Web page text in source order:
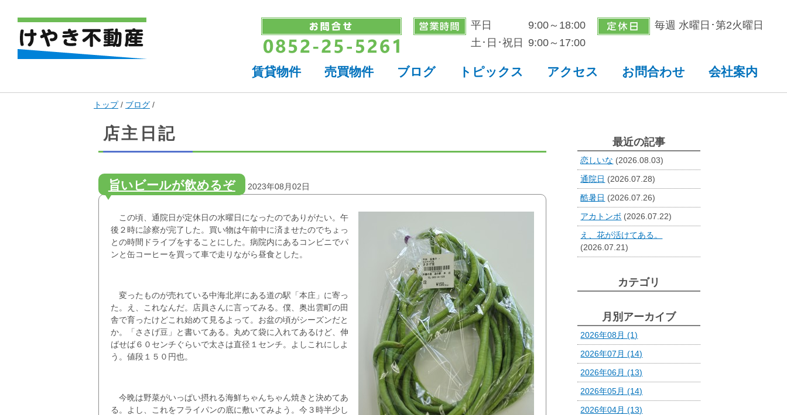
平日
9:00～18:00
土･日･祝日
9:00～17:00
毎週 水曜日･第2火曜日
賃貸物件 売買物件 ブログ トピックス アクセス お問合わせ 会社案内
現
置：
トップ/ ブログ /
店主日記
旨いビールが飲めるぞ 2023年08月02日
この頃、通院日が定休日の水曜日になったのでありがたい。午
後２時に診察が完了した。買い物は午前中に済ませたのでちょっ
との時間ドライブをすることにした。病院内にあるコンビニでパ
ンと缶コーヒーを買って車で走りながら昼食とした。
変ったものが売れている中海北岸にある道の駅「本庄」に寄っ
た。え、これなんだ。店員さんに言ってみる。僕、奥出雲町の田
舎で育ったけどこれ始めて見るよって。お盆の頃がシーズンだと
か。「ささげ豆」と書いてある。丸めて袋に入れてあるけど、伸
ばせば６０センチぐらいで太さは直径１センチ。よしこれにしよ
う。値段１５０円也。
今晩は野菜がいっぱい摂れる海鮮ちゃんちゃん焼きと決めてあ
る。よし、これをフライパンの底に敷いてみよう。今３時半少し
最近の記事
恋しいな (2026.08.03)
通院日 (2026.07.28)
酷暑日 (2026.07.26)
アカトンボ (2026.07.22)
え、花が活けてある。
(2026.07.21)
カテゴリ
月別アーカイブ
2026年08月 (1)
2026年07月 (14)
2026年06月 (13)
2026年05月 (14)
2026年04月 (13)